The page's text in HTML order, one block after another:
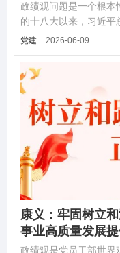
政绩观问题是一个根本
的十八大以来，习近平
一系列重要论述，深刻
党建 2026-06-09
康义：牢固树立
事业高质量发展
政绩观是党员干部世界